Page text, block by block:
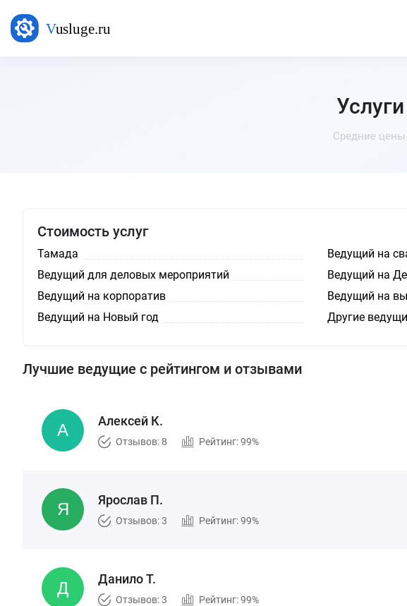
Средние цены
Стоимость услуг
Тамада
Ведущий на
Ведущий для деловых мероприятий
Ведущий на
Ведущий на корпоратив
Ведущий на
Ведущий на Новый год
Другие
Лучшие ведущие с рейтингом и отзывами
Алексей К.
Отзывов: 8 Рейтинг: 99%
Ярослав П.
Отзывов: 3 Рейтинг: 99%
Данило Т.
Отзывов: 3 Рейтинг: 99%